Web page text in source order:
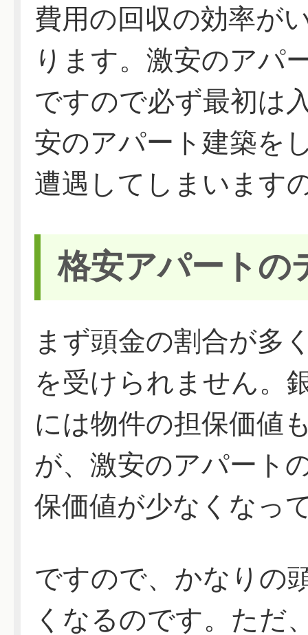
費用の回収の効率が
ります。激安のアパ
ですので必ず最初は
安のアパート建築を
遭遇してしまいます
格安アパートの
まず頭金の割合が多
を受けられません。
には物件の担保価値
が、激安のアパート
保価値が少なくなっ
ですので、かなりの
くなるのです。ただ